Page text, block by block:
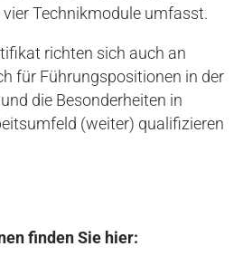
Technikmodule umfasst.
richten sich auch an
für Führungspositionen in der
die Besonderheiten in
(weiter) qualifizieren
finden Sie hier: